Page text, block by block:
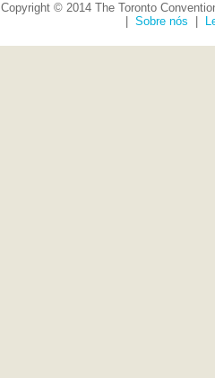
Copyright © 2014 The Toronto
Sobre nós